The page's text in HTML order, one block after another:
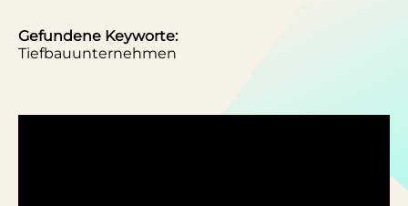
Gefundene Keyworte:
Tiefbauunternehmen